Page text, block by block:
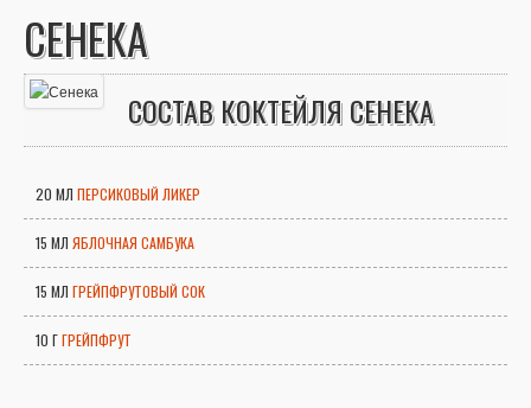
СЕНЕКА
СОСТАВ КОКТЕЙЛЯ СЕНЕКА
20 МЛ ПЕРСИКОВЫЙ ЛИКЕР
15 МЛ ЯБЛОЧНАЯ САМБУКА
15 МЛ ГРЕЙПФРУТОВЫЙ СОК
10 ГГРЕЙПФРУТ